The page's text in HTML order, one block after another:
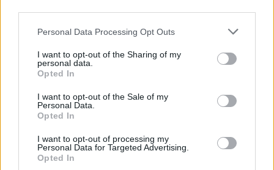
Personal Data Processing Opt Outs
I want to opt-out of the Sharing of my
personal data.
Opted In
I want to opt-out of the Sale of my
Personal Data.
Opted In
I want to opt-out of processing my
Personal Data for Targeted Advertising.
Opted In
συνέχεια να ρίξετε το νερό κατευθείαν από
τον βραστήρα απευθείας στην αποχέτευση.
Στη συνέχεια, η Nancy έδειξε τον νεροχύτη